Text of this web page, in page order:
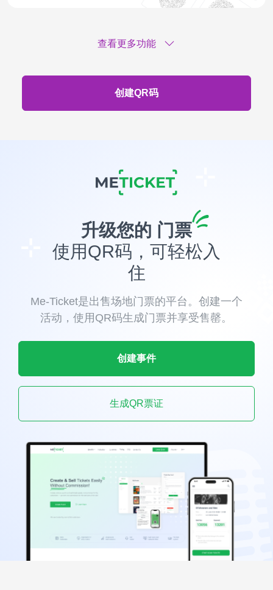
查看更多功能
创建QR码
升级您的 门票
使用QR码，可轻松入
住
Me-Ticket是出售场地门票的平台。创建一个
活动，使用QR码生成门票并享受售罄。
创建事件
生成QR票证